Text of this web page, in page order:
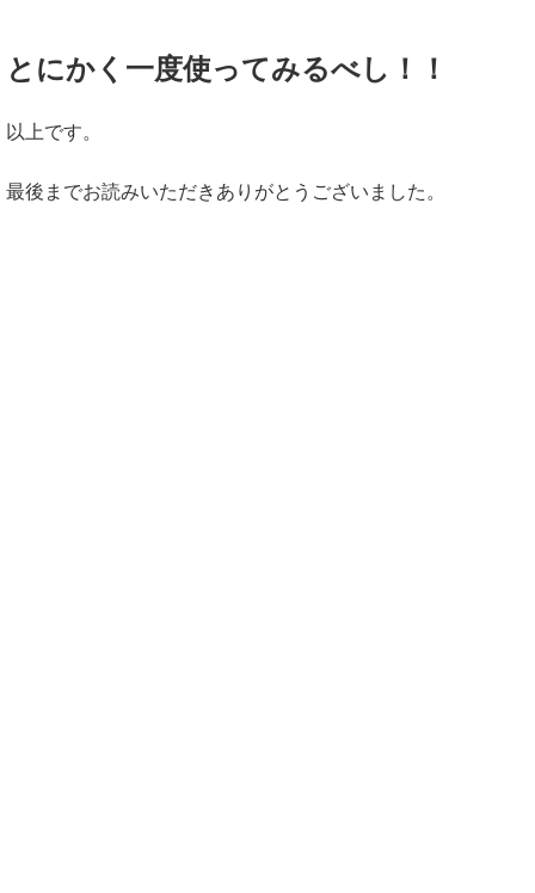
とにかく一度使ってみるべし！！
以上です。
最後までお読みいただきありがとうございました。